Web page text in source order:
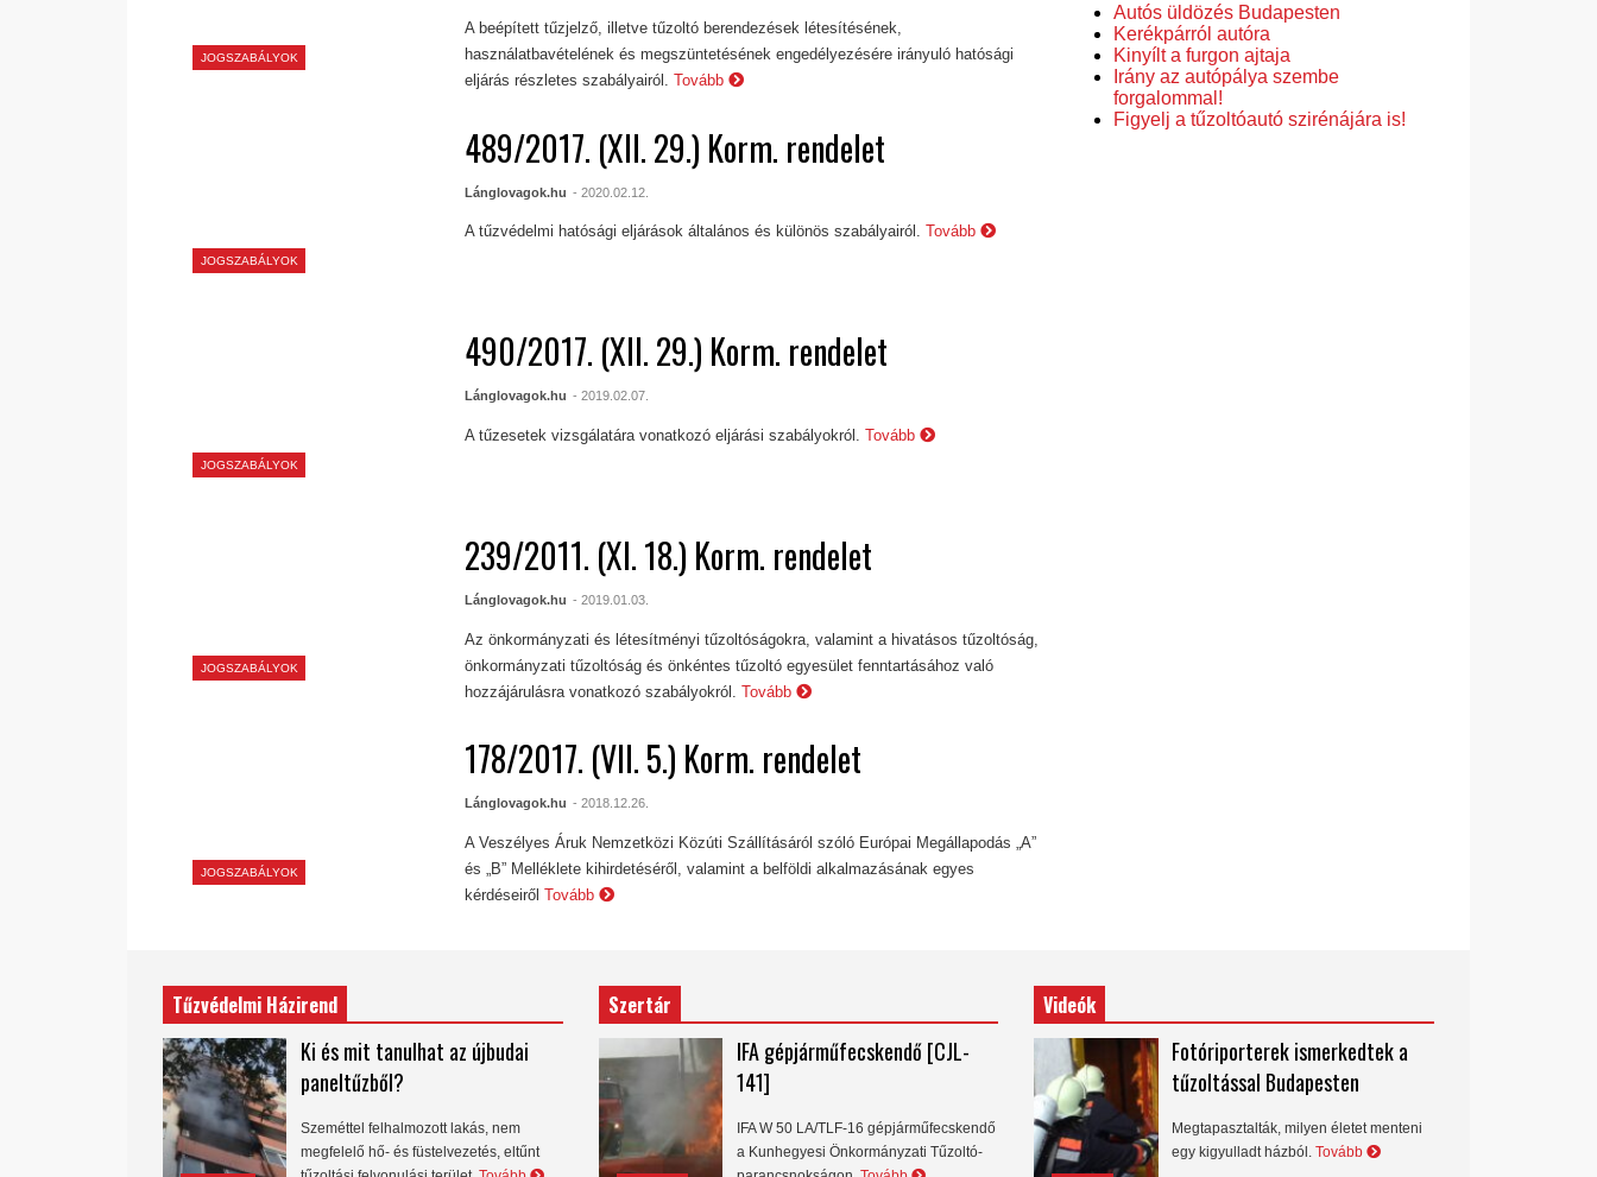
JOGSZABÁLYOK
A beépített tűzjelző, illetve tűzoltó berendezések létesítésének,
használatbavételének és megszüntetésének engedélyezésére irányuló hatósági
eljárás részletes szabályairól.
Tovább
JOGSZABÁLYOK
489/2017. (XII. 29.) Korm. rendelet
Lánglovagok.hu - 2020.02.12.
A tűzvédelmi hatósági eljárások általános és különös szabályairól. Tovább
JOGSZABÁLYOK
490/2017. (XII. 29.) Korm. rendelet
Lánglovagok.hu - 2019.02.07.
A tűzesetek vizsgálatára vonatkozó eljárási szabályokról. Tovább
JOGSZABÁLYOK
239/2011. (XI. 18.) Korm. rendelet
Lánglovagok.hu - 2019.01.03.
Az önkormányzati és létesítményi tűzoltóságokra, valamint a hivatásos tűzoltóság,
önkormányzati tűzoltóság és önkéntes tűzoltó egyesület fenntartásához való
hozzájárulásra vonatkozó szabályokról.
Tovább
JOGSZABÁLYOK
178/2017. (VII. 5.) Korm. rendelet
Lánglovagok.hu - 2018.12.26.
A Veszélyes Áruk Nemzetközi Közúti Szállításáról szóló Európai Megállapodás „A”
és „B” Melléklete kihirdetéséről, valamint a belföldi alkalmazásának egyes
kérdéseiről Tovább
Autós üldözés Budapesten
Kerékpárról autóra
Kinyílt a furgon ajtaja
Irány az autópálya szembe
forgalommal!
Figyelj a tűzoltóautó szirénájára is!
Tűzvédelmi Házirend
Ki és mit tanulhat az újbudai
paneltűzből?
Szeméttel felhalmozott lakás, nem
megfelelő hő- és füstelvezetés, eltűnt
Szertár
IFA gépjárműfecskendő [CJL-
141]
IFA W 50 LA/TLF-16 gépjárműfecskendő
a Kunhegyesi Önkormányzati Tűzoltó-
Videók
Fotóriporterek ismerkedtek a
tűzoltással Budapesten
Megtapasztalták, milyen életet menteni
egy kigyulladt házból. Tovább